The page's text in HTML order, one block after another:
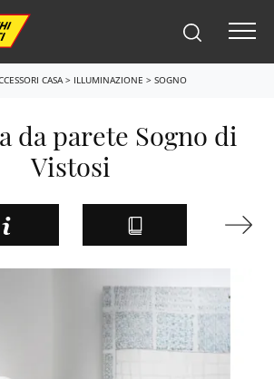
CASA> ILLUMINAZIONE > SOGNO
da parete Sogno di
Vistosi